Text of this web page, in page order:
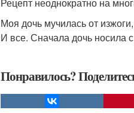
Моя дочь мучилась от
И все. Сначала дочь носила
Понравилось?